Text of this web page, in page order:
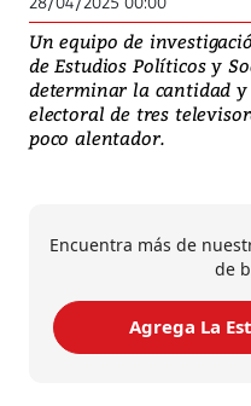
Un equipo de
de Estudios Políticos y
determinar la cantidad
electoral de tres
poco alentador.
Encuentra más de
de
Agrega La